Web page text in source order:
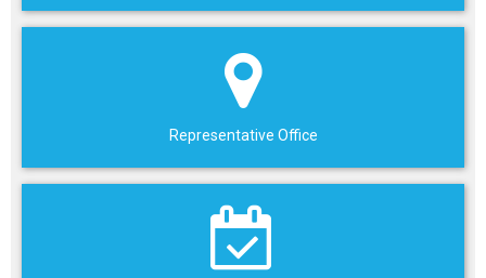
Representative Office